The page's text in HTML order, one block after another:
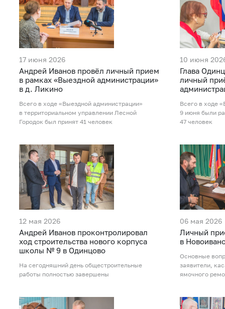
17 июня 2026
Андрей Иванов провёл личный прием
в рамках «Выездной администрации»
в д. Ликино
Всего в ходе «Выездной администрации»
в территориальном управлении Лесной
Городок был принят 41 человек
10 июня
Глава
личный
Всего в ходе
9 июня были
47 человек
12 мая 2026
Андрей Иванов проконтролировал
ход строительства нового корпуса
школы № 9 в Одинцово
На сегодняшний день общестроительные
работы полностью завершены
06 мая 2026
Личный
в
Основные
заявители,
ямочного